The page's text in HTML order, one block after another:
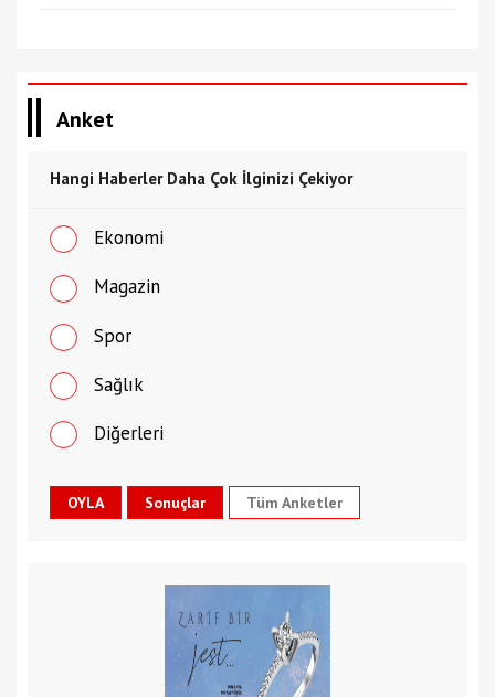
Anket
Hangi Haberler Daha Çok İlginizi Çekiyor
Ekonomi
Magazin
Spor
Sağlık
Diğerleri
Tüm Anketler